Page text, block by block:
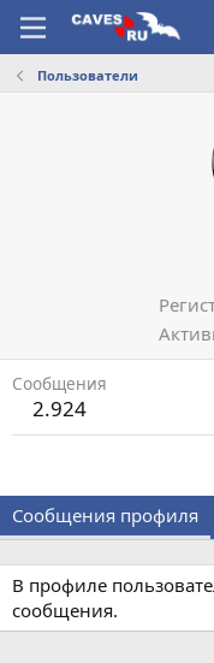
Пользователи
Сообщения
2.924
Сообщения профиля
В профиле
сообщения.